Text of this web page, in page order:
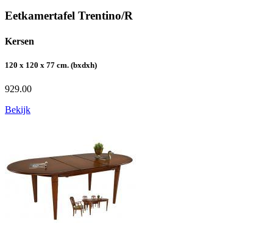
Eetkamertafel Trentino/R
Kersen
120 x 120 x 77 cm. (bxdxh)
929.00
Bekijk